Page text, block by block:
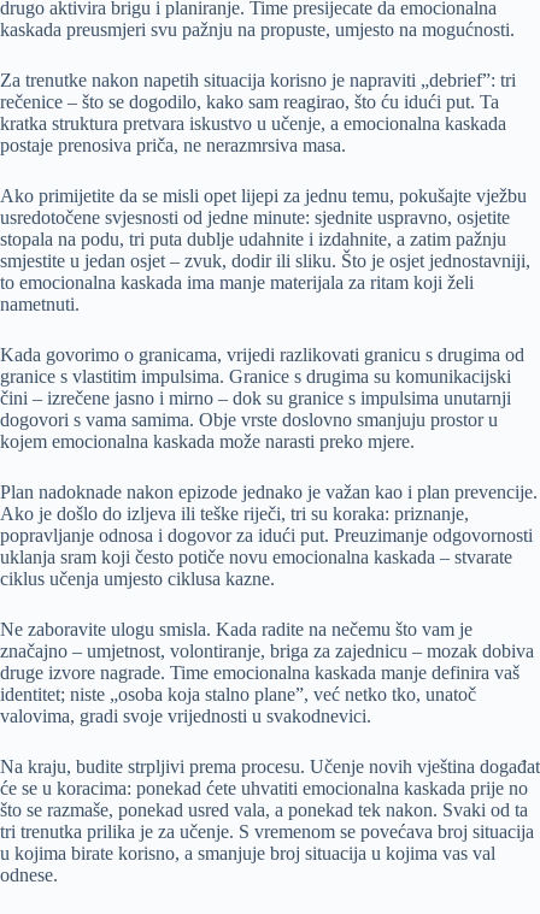
drugo aktivira brigu i planiranje. Time presijecate da emocionalna
kaskada preusmjeri svu pažnju na propuste, umjesto na mogućnosti.
Za trenutke nakon napetih situacija korisno je napraviti „debrief”: tri
rečenice – što se dogodilo, kako sam reagirao, što ću idući put. Ta
kratka struktura pretvara iskustvo u učenje, a emocionalna kaskada
postaje prenosiva priča, ne nerazmrsiva masa.
Ako primijetite da se misli opet lijepi za jednu temu, pokušajte vježbu
usredotočene svjesnosti od jedne minute: sjednite uspravno, osjetite
stopala na podu, tri puta dublje udahnite i izdahnite, a zatim pažnju
smjestite u jedan osjet – zvuk, dodir ili sliku. Što je osjet jednostavniji,
to emocionalna kaskada ima manje materijala za ritam koji želi
nametnuti.
Kada govorimo o granicama, vrijedi razlikovati granicu s drugima od
granice s vlastitim impulsima. Granice s drugima su komunikacijski
čini – izrečene jasno i mirno – dok su granice s impulsima unutarnji
dogovori s vama samima. Obje vrste doslovno smanjuju prostor u
kojem emocionalna kaskada može narasti preko mjere.
Plan nadoknade nakon epizode jednako je važan kao i plan prevencije.
Ako je došlo do izljeva ili teške riječi, tri su koraka: priznanje,
popravljanje odnosa i dogovor za idući put. Preuzimanje odgovornosti
uklanja sram koji često potiče novu emocionalna kaskada – stvarate
ciklus učenja umjesto ciklusa kazne.
Ne zaboravite ulogu smisla. Kada radite na nečemu što vam je
značajno – umjetnost, volontiranje, briga za zajednicu – mozak dobiva
druge izvore nagrade. Time emocionalna kaskada manje definira vaš
identitet; niste „osoba koja stalno plane”, već netko tko, unatoč
valovima, gradi svoje vrijednosti u svakodnevici.
Na kraju, budite strpljivi prema procesu. Učenje novih vještina događat
će se u koracima: ponekad ćete uhvatiti emocionalna kaskada prije no
što se razmaše, ponekad usred vala, a ponekad tek nakon. Svaki od ta
tri trenutka prilika je za učenje. S vremenom se povećava broj situacija
u kojima birate korisno, a smanjuje broj situacija u kojima vas val
odnese.